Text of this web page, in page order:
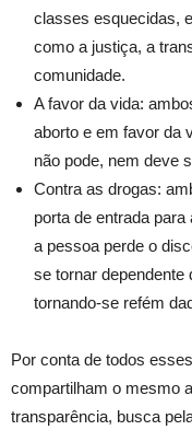
classes esquecidas,
como a justiça, a
comunidade.
A favor da vida:
aborto e em favor da
não pode, nem deve
Contra as drogas:
porta de entrada
a pessoa perde o
se tornar dependente
tornando-se refém
Por conta de todos
compartilham o mesmo
transparência, busca